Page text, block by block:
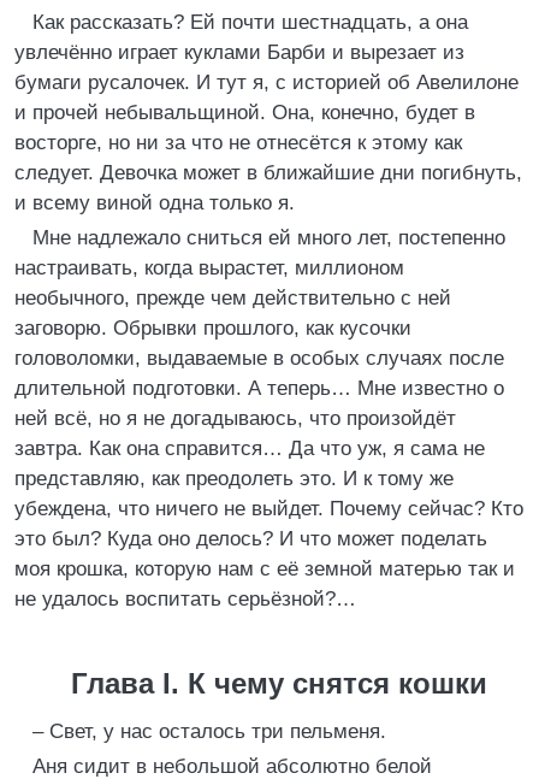
Как рассказать? Ей почти шестнадцать, а она
увлечённо играет куклами Барби и вырезает из
бумаги русалочек. И тут я, с историей об Авелилоне
и прочей небывальщиной. Она, конечно, будет в
восторге, но ни за что не отнесётся к этому как
следует. Девочка может в ближайшие дни погибнуть,
и всему виной одна только я.
Мне надлежало сниться ей много лет, постепенно
настраивать, когда вырастет, миллионом
необычного, прежде чем действительно с ней
заговорю. Обрывки прошлого, как кусочки
головоломки, выдаваемые в особых случаях после
длительной подготовки. А теперь… Мне известно о
ней всё, но я не догадываюсь, что произойдёт
завтра. Как она справится… Да что уж, я сама не
представляю, как преодолеть это. И к тому же
убеждена, что ничего не выйдет. Почему сейчас? Кто
это был? Куда оно делось? И что может поделать
моя крошка, которую нам с её земной матерью так и
не удалось воспитать серьёзной?…
Глава I. К чему снятся кошки
– Свет, у нас осталось три пельменя.
Аня сидит в небольшой абсолютно белой